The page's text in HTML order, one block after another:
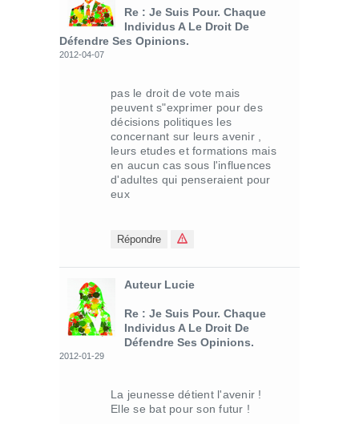
Re : Je Suis Pour. Chaque
Individus A Le Droit De
Défendre Ses Opinions.
2012-04-07
pas le droit de vote mais
peuvent s"exprimer pour des
décisions politiques les
concernant sur leurs avenir ,
leurs etudes et formations mais
en aucun cas sous l'influences
d'adultes qui penseraient pour
eux
Répondre
Auteur Lucie
Re : Je Suis Pour. Chaque
Individus A Le Droit De
Défendre Ses Opinions.
2012-01-29
La jeunesse détient l'avenir !
Elle se bat pour son futur !